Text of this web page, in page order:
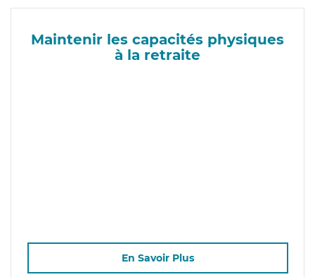
Maintenir les capacités physiques
à la retraite
En Savoir Plus